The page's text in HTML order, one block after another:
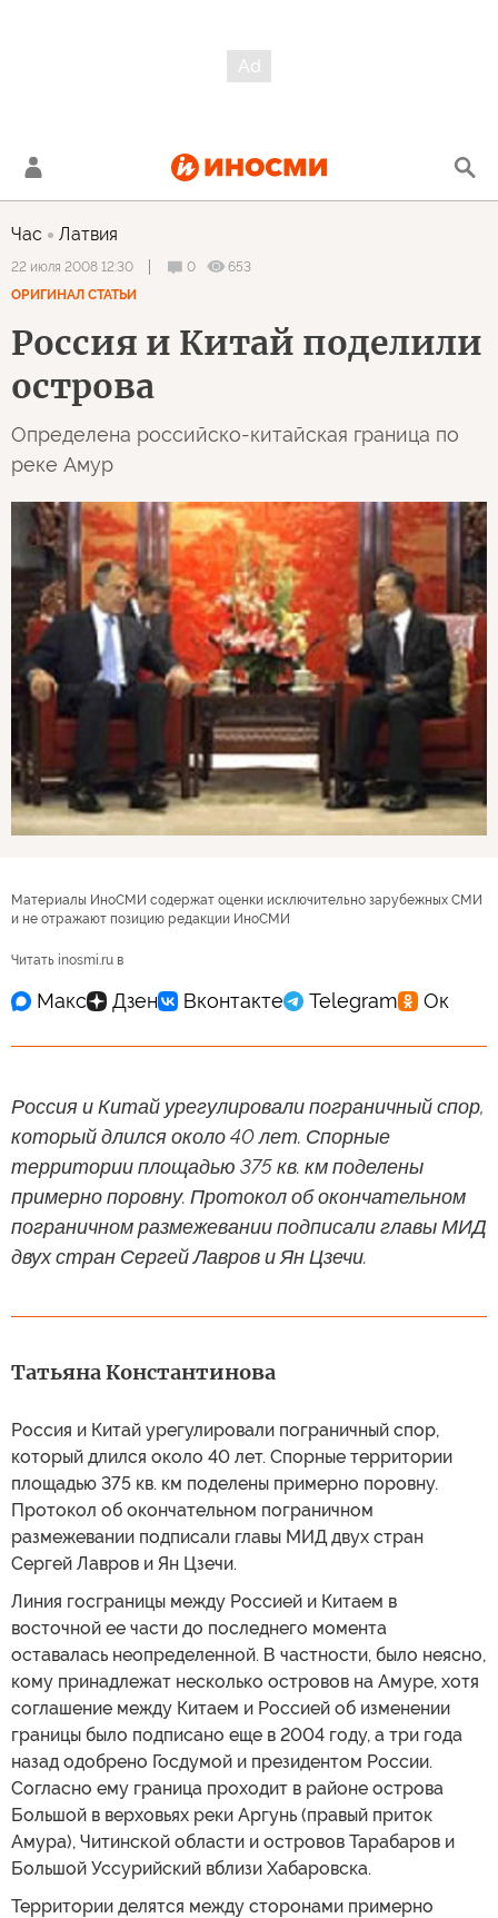
Час Латвия
22 июля 2008 12:30 0
653
ОРИГИНАЛ СТАТЬИ
Россия и Китай поделили
острова
Определена российско-китайская граница по
реке Амур
Материалы ИноСМИ содержат оценки исключительно зарубежных СМИ
и не отражают позицию редакции ИноСМИ
Читать inosmi.ru в
Россия и Китай урегулировали пограничный спор,
который длился около 40 лет. Спорные
территории площадью 375 кв. км поделены
примерно поровну. Протокол об окончательном
пограничном размежевании подписали главы МИД
двух стран Сергей Лавров и Ян Цзечи.
Татьяна Константинова
Россия и Китай урегулировали пограничный спор,
который длился около 40 лет. Спорные территории
площадью 375 кв. км поделены примерно поровну.
Протокол об окончательном пограничном
размежевании подписали главы МИД двух стран
Сергей Лавров и Ян Цзечи.
Линия госграницы между Россией и Китаем в
восточной ее части до последнего момента
оставалась неопределенной. В частности, было неясно,
кому принадлежат несколько островов на Амуре, хотя
соглашение между Китаем и Россией об изменении
границы было подписано еще в 2004 году, а три года
назад одобрено Госдумой и президентом России.
Согласно ему граница проходит в районе острова
Большой в верховьях реки Аргунь (правый приток
Амура), Читинской области и островов Тарабаров и
Большой Уссурийский вблизи Хабаровска.
Территории делятся между сторонами примерно